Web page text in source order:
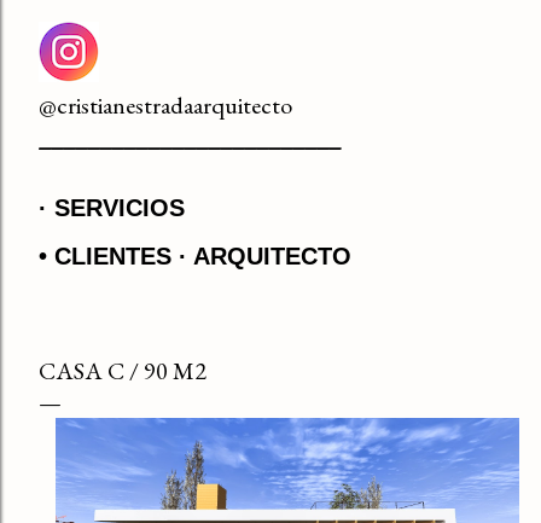
@cristianestradaarquitecto
SERVICIOS
• CLIENTES
ARQUITECTO
CASA C / 90 M2